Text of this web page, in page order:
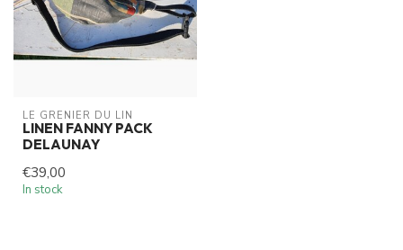
LE GRENIER DU LIN
LINEN FANNY PACK
DELAUNAY
€39,00
In stock